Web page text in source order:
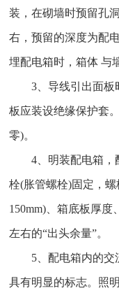
装，在砌墙时预留孔
右，预留的深度为配
埋配电箱时，箱体 与
3、导线引出面板
板应装设绝缘保护套
零)。
4、明装配电箱，
栓(胀管螺栓)固定，
150mm)、箱底板厚
左右的“出头余量”。
5、配电箱内的交
具有明显的标志。照